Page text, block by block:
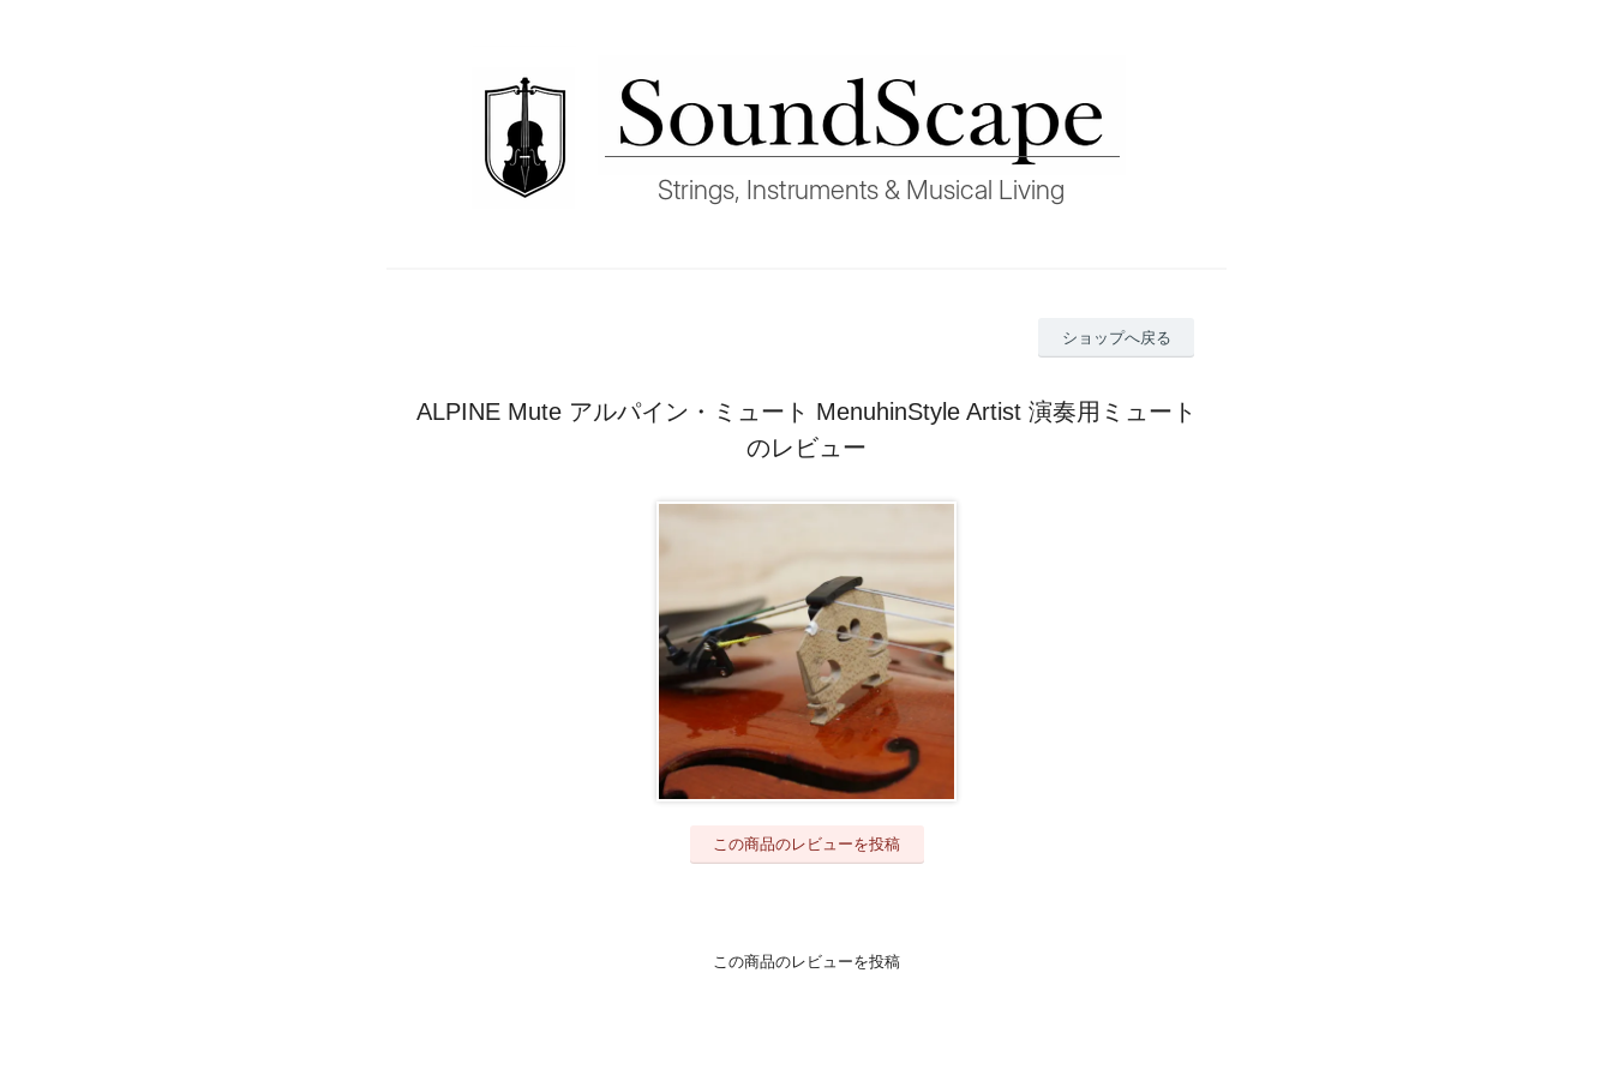
ショップへ戻る
ALPINE Mute アルパイン・ミュート MenuhinStyle Artist 演奏用ミュート
のレビュー
この商品のレビューを投稿
この商品のレビューを投稿